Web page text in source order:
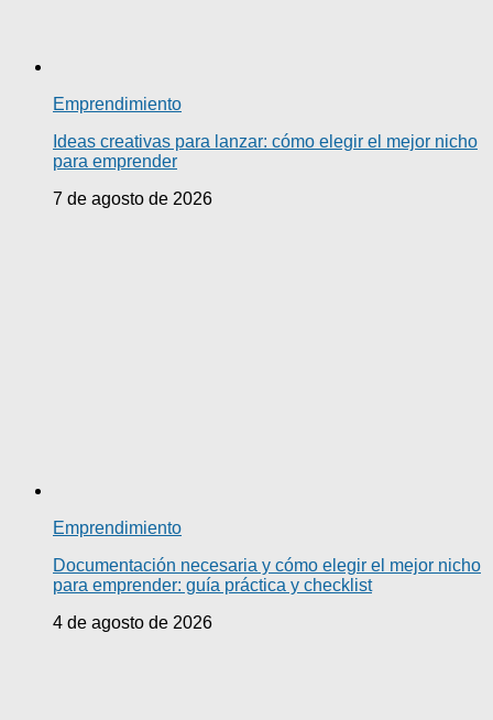
Emprendimiento
Ideas creativas para lanzar: cómo elegir el mejor nicho
para emprender
7 de agosto de 2026
Emprendimiento
Documentación necesaria y cómo elegir el mejor nicho
para emprender: guía práctica y checklist
4 de agosto de 2026